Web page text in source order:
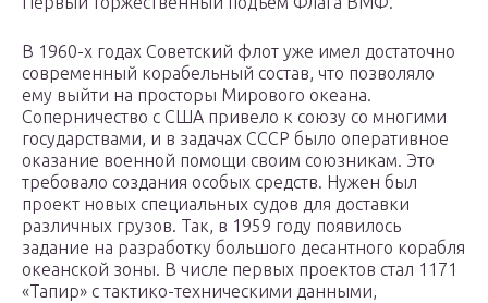
В 1960-х годах Советский флот уже имел достаточно
современный корабельный состав, что позволяло
ему выйти на просторы Мирового океана.
Соперничество с США привело к союзу со многими
государствами, и в задачах СССР было оперативное
оказание военной помощи своим союзникам. Это
требовало создания особых средств. Нужен был
проект новых специальных судов для доставки
различных грузов. Так, в 1959 году появилось
задание на разработку большого десантного корабля
океанской зоны. В числе первых проектов стал 1171
«Тапир» с тактико-техническими данными,